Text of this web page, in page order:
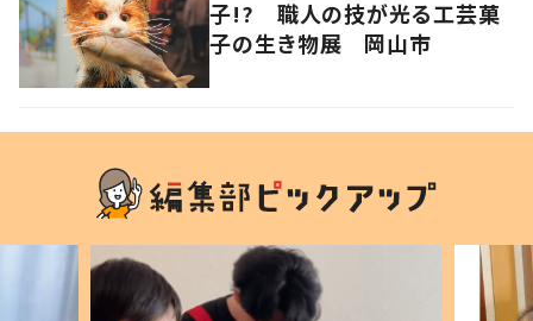
子!? 職人の技が光る工芸菓
子の生き物展 岡山市